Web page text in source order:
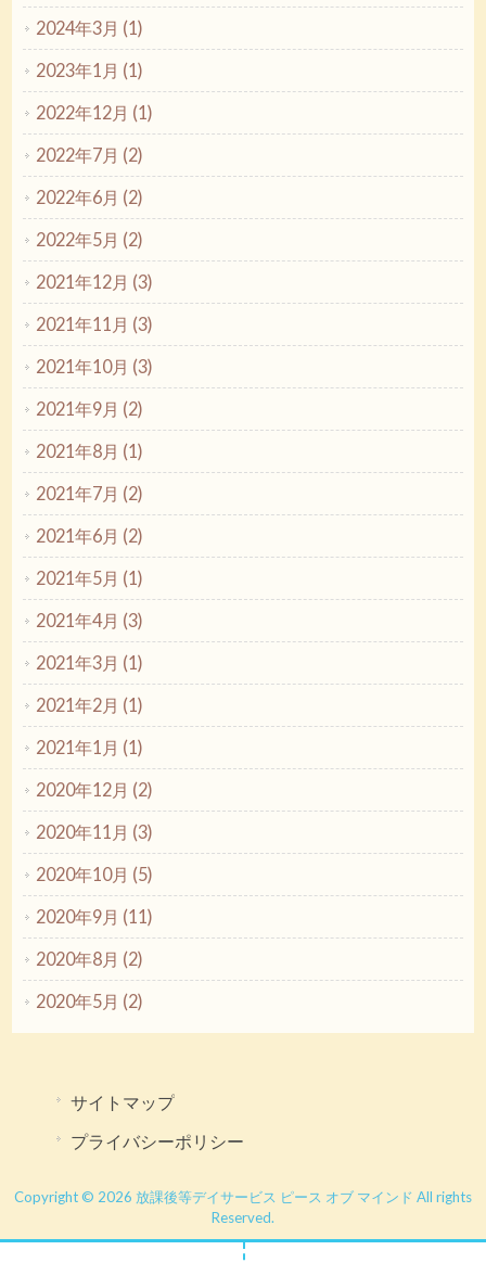
2024年3月 (1)
2023年1月 (1)
2022年12月 (1)
2022年7月 (2)
2022年6月 (2)
2022年5月 (2)
2021年12月 (3)
2021年11月 (3)
2021年10月 (3)
2021年9月 (2)
2021年8月 (1)
2021年7月 (2)
2021年6月 (2)
2021年5月 (1)
2021年4月 (3)
2021年3月 (1)
2021年2月 (1)
2021年1月 (1)
2020年12月 (2)
2020年11月 (3)
2020年10月 (5)
2020年9月 (11)
2020年8月 (2)
2020年5月 (2)
サイトマップ
プライバシーポリシー
Copyright © 2026 放課後等デイサービス ピース オブ マインド All rights
Reserved.